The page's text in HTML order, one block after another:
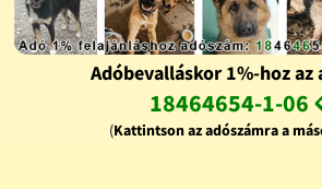
Adóbevalláskor 1%-hoz az
18464654-1-06
(Kattintson az adószámra a